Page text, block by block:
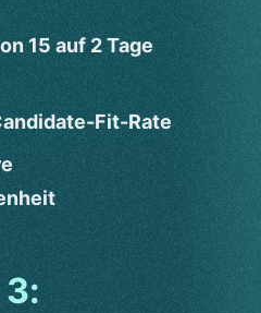
15 auf 2 Tage
Fit-Rate